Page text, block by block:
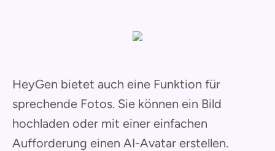
HeyGen bietet auch eine Funktion für
sprechende Fotos. Sie können ein Bild
hochladen oder mit einer einfachen
Aufforderung einen AI-Avatar erstellen.